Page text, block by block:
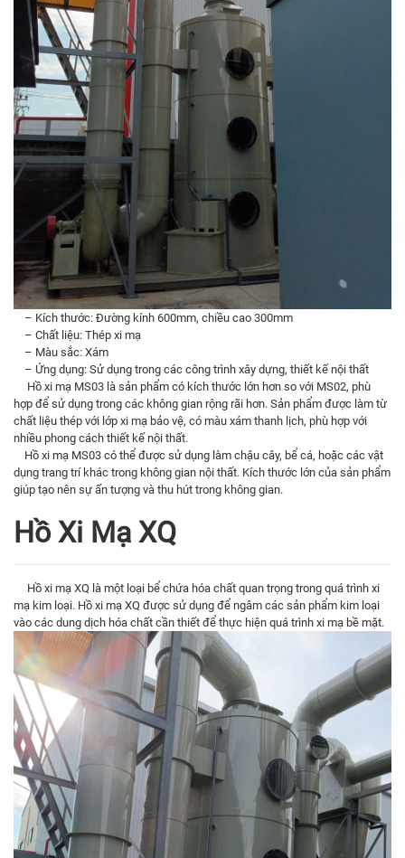
– Kích thước: Đường kính 600mm, chiều cao 300mm
– Chất liệu: Thép xi mạ
– Màu sắc: Xám
– Ứng dụng: Sử dụng trong các công trình xây dựng, thiết kế nội thất
Hồ xi mạ MS03 là sản phẩm có kích thước lớn hơn so với MS02, phù
hợp để sử dụng trong các không gian rộng rãi hơn. Sản phẩm được làm từ
chất liệu thép với lớp xi mạ bảo vệ, có màu xám thanh lịch, phù hợp với
nhiều phong cách thiết kế nội thất.
Hồ xi mạ MS03 có thể được sử dụng làm chậu cây, bể cá, hoặc các vật
dụng trang trí khác trong không gian nội thất. Kích thước lớn của sản phẩm
giúp tạo nên sự ấn tượng và thu hút trong không gian.
Hồ Xi Mạ XQ
Hồ xi mạ XQ là một loại bể chứa hóa chất quan trọng trong quá trình xi
mạ kim loại. Hồ xi mạ XQ được sử dụng để ngâm các sản phẩm kim loại
vào các dung dịch hóa chất cần thiết để thực hiện quá trình xi mạ bề mặt.